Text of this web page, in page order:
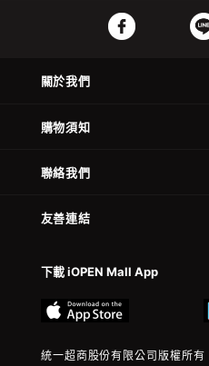
關於我們
購物須知
聯絡我們
友善連結
下載 iOPEN Mall App
統一超商股份有限公司版權所有